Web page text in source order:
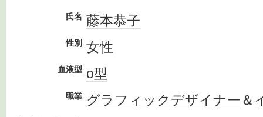
氏名 藤本恭子
性別 女性
血液型 o型
職業 グラフィックデザイナー ＆